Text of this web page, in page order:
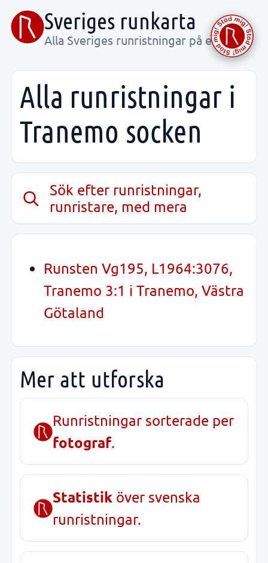
Sveriges runkarta
Alla Sveriges runristningar på ett ställe
Alla runristningar i
Tranemo socken
Sök efter runristningar,
runristare, med mera
Runsten Vg195, L1964:3076,
Tranemo 3:1 i Tranemo, Västra
Götaland
Mer att utforska
Runristningar sorterade per
fotograf.
Statistik över svenska
runristningar.